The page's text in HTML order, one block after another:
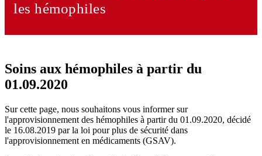
les hémophiles
Soins aux hémophiles à partir du
01.09.2020
Sur cette page, nous souhaitons vous informer sur
l'approvisionnement des hémophiles à partir du 01.09.2020, décidé
le 16.08.2019 par la loi pour plus de sécurité dans
l'approvisionnement en médicaments (GSAV).